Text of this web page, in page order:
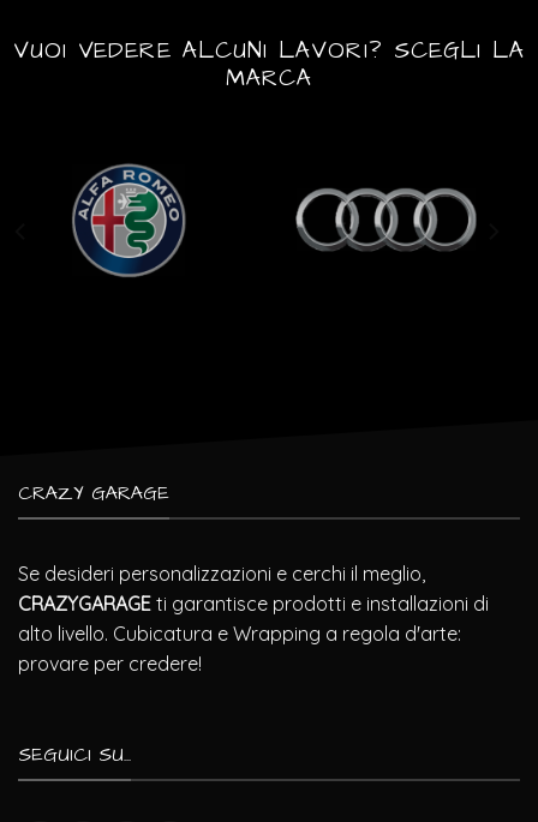
VUOI VEDERE ALCUNI LAVORI? SCEGLI LA
MARCA
CRAZY GARAGE
Se desideri personalizzazioni e cerchi il meglio,
CRAZYGARAGE ti garantisce prodotti e installazioni di
alto livello. Cubicatura e Wrapping a regola d'arte:
provare per credere!
SEGUICI SU...